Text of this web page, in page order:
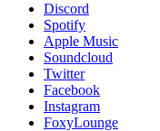
Discord
Spotify
Apple Music
Soundcloud
Twitter
Facebook
Instagram
FoxyLounge